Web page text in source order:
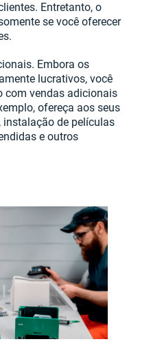
Entretanto, o
se você oferecer
Embora os
lucrativos, você
com vendas adicionais
ofereça aos seus
instalação de películas
e outros